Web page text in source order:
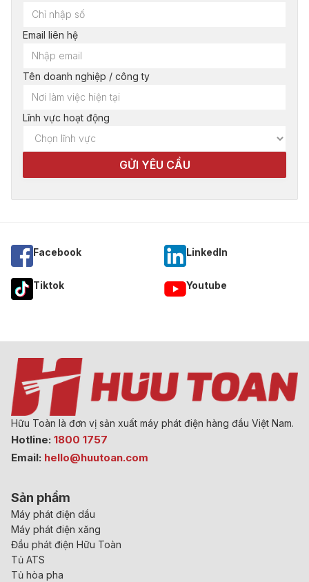
Email liên hệ
Tên doanh nghiệp / công ty
Lĩnh vực hoạt động
Facebook Linkedln
Tiktok Youtube
Hữu Toàn là đơn vị sản xuất máy phát điện hàng đầu Việt Nam.
Hotline: 1800 1757
Email: hello@huutoan.com
Sản phẩm
Máy phát điện dầu
Máy phát điện xăng
Đầu phát điện Hữu Toàn
Tủ ATS
Tủ hòa pha